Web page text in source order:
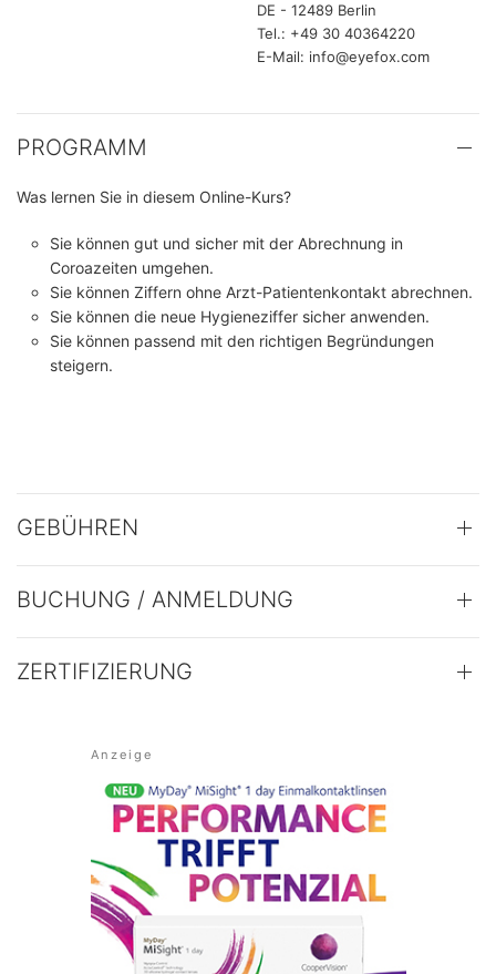
DE - 12489 Berlin
Tel.: +49 30 40364220
E-Mail: info@eyefox.com
PROGRAMM
Was lernen Sie in diesem Online-Kurs?
Sie können gut und sicher mit der Abrechnung in
Coroazeiten umgehen.
Sie können Ziffern ohne Arzt-Patientenkontakt abrechnen.
Sie können die neue Hygieneziffer sicher anwenden.
Sie können passend mit den richtigen Begründungen
steigern.
GEBÜHREN
BUCHUNG / ANMELDUNG
ZERTIFIZIERUNG